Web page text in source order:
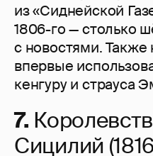
из «Сиднейской
1806-го — столько
с новостями. Также
впервые
кенгуру и страуса
7.
Сицилий